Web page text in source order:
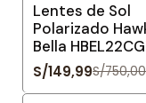
Lentes de Sol
Polarizado
Bella
S/149,99S/750,00